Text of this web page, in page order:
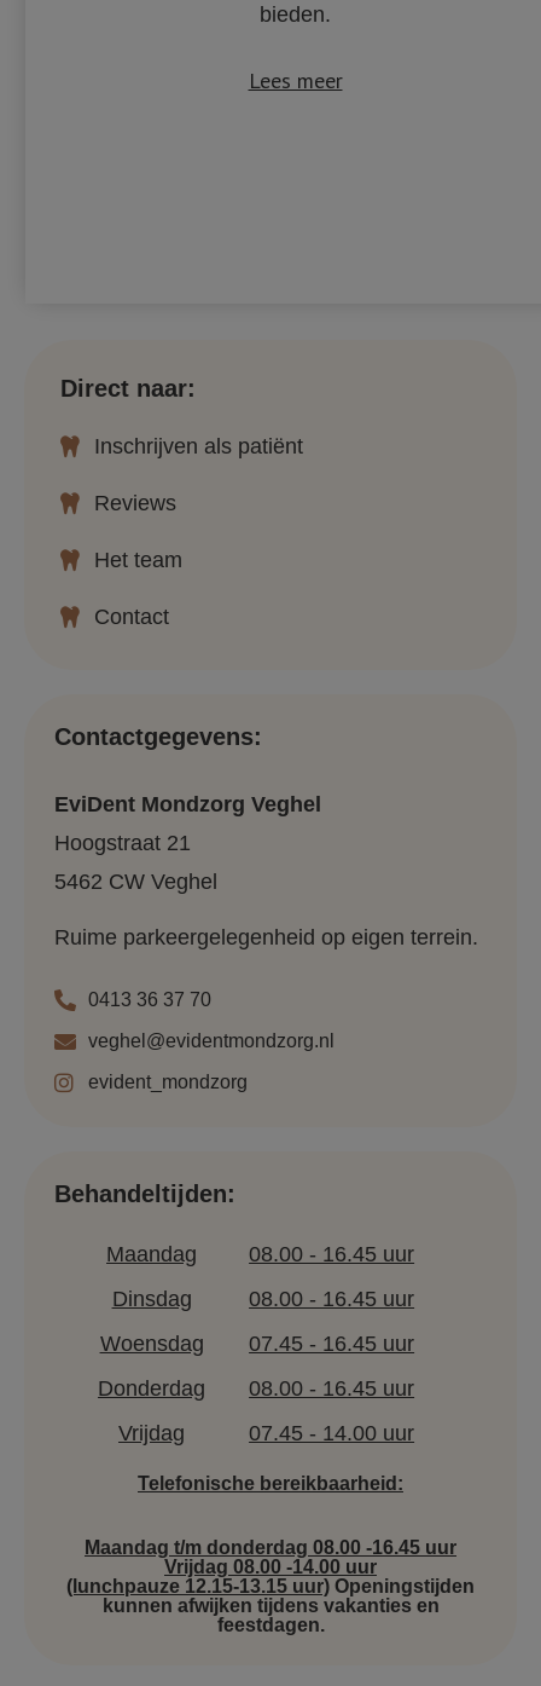
bieden.
Lees meer
Direct naar:
Inschrijven als patiënt
Reviews
Het team
Contact
Contactgegevens:
EviDent Mondzorg Veghel
Hoogstraat 21
5462 CW Veghel
Ruime parkeergelegenheid op eigen terrein.
0413 36 37 70
veghel@evidentmondzorg.nl
evident_mondzorg
Behandeltijden:
Maandag
Dinsdag
Woensdag
Donderdag
Vrijdag
08.00 - 16.45 uur
08.00 - 16.45 uur
07.45 - 16.45 uur
08.00 - 16.45 uur
07.45 - 14.00 uur
Telefonische bereikbaarheid:
Maandag t/m donderdag 08.00 -16.45 uur
Vrijdag 08.00 -14.00 uur
(lunchpauze 12.15-13.15 uur) Openingstijden
kunnen afwijken tijdens vakanties en
feestdagen.